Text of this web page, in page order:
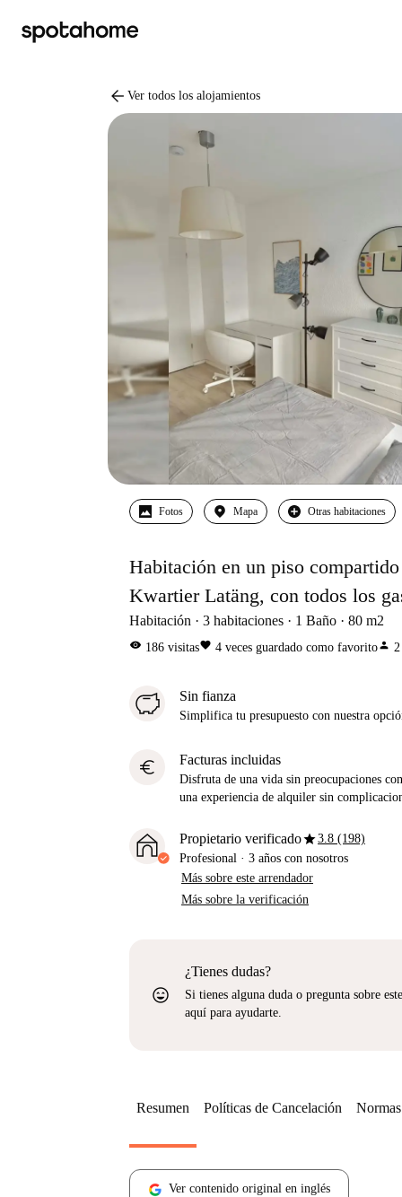
arrow_back Ver todos los alojamientos
Fotos Mapa Otras habitaciones
Habitación en un piso
Kwartier Latäng, con todos los
Habitación 3 habitaciones 1 Baño 80 m2
visibility 186 visitasfavorite 4 veces guardado como favoritoperson 2
Sin fianza
Simplifica tu presupuesto con nuestra
euro Facturas incluidas
Disfruta de una vida sin preocupaciones
una experiencia de alquiler sin
Propietario verificadostar3.8 (198)
Profesional · 3 años con nosotros
Más sobre este arrendador
Más sobre la verificación
sentiment_very_satisfied
¿Tienes dudas?
Si tienes alguna duda o pregunta sobre
aquí para ayudarte.
Resumen Políticas de Cancelación
Ver contenido original en inglés